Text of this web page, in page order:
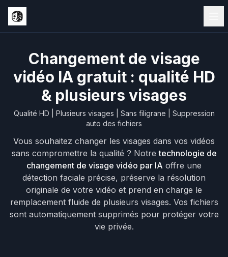
Changement de visage
vidéo IA gratuit : qualité HD
& plusieurs visages
Qualité HD | Plusieurs visages | Sans filigrane | Suppression
auto des fichiers
Vous souhaitez changer les visages dans vos vidéos
sans compromettre la qualité ? Notretechnologie de
changement de visage vidéo par IA offre une
détection faciale précise, préserve la résolution
originale de votre vidéo et prend en charge le
remplacement fluide de plusieurs visages. Vos fichiers
sont automatiquement supprimés pour protéger votre
vie privée.